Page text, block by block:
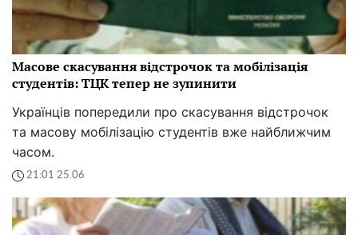
Масове скасування відстрочок та мобілізація
студентів: ТЦК тепер не зупинити
Українців попередили про скасування відстрочок
та масову мобілізацію студентів вже найближчим
часом.
21:01 25.06